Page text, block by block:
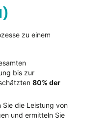
zu einem
bis zur
80% der
Sie die Leistung von
und ermitteln Sie